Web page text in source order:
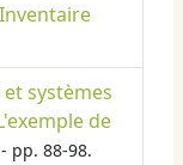
systèmes
de
- pp. 88-98.